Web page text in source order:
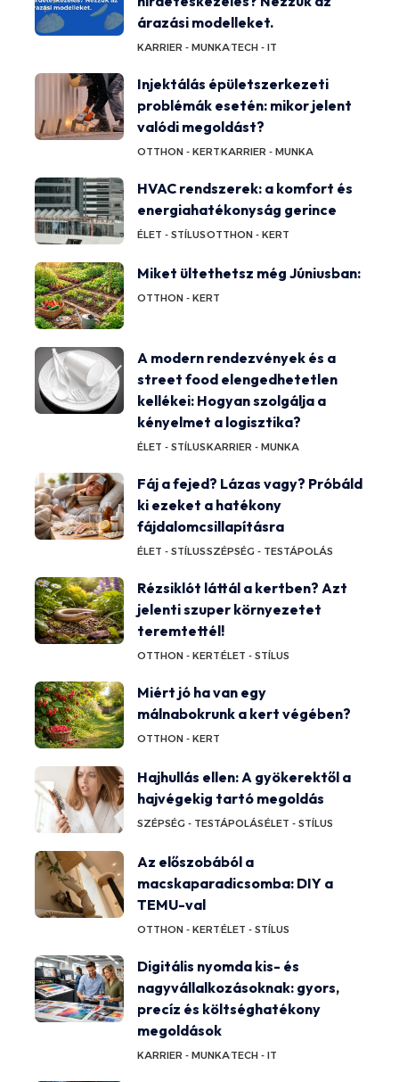
árazási modelleket.
KARRIER - MUNKATECH - IT
Injektálás épületszerkezeti
problémák esetén: mikor jelent
valódi megoldást?
OTTHON - KERTKARRIER - MUNKA
HVAC rendszerek: a komfort és
energiahatékonyság gerince
ÉLET - STÍLUSOTTHON - KERT
Miket ültethetsz még Júniusban:
OTTHON - KERT
A modern rendezvények és a
street food elengedhetetlen
kellékei: Hogyan szolgálja a
kényelmet a logisztika?
ÉLET - STÍLUSKARRIER - MUNKA
Fáj a fejed? Lázas vagy? Próbáld
ki ezeket a hatékony
fájdalomcsillapításra
ÉLET - STÍLUSSZÉPSÉG - TESTÁPOLÁS
Rézsiklót láttál a kertben? Azt
jelenti szuper környezetet
teremtettél!
OTTHON - KERTÉLET - STÍLUS
Miért jó ha van egy
málnabokrunk a kert végében?
OTTHON - KERT
Hajhullás ellen: A gyökerektől a
hajvégekig tartó megoldás
SZÉPSÉG - TESTÁPOLÁSÉLET - STÍLUS
Az előszobából a
macskaparadicsomba: DIY a
TEMU-val
OTTHON - KERTÉLET - STÍLUS
Digitális nyomda kis- és
nagyvállalkozásoknak: gyors,
precíz és költséghatékony
megoldások
KARRIER - MUNKATECH - IT